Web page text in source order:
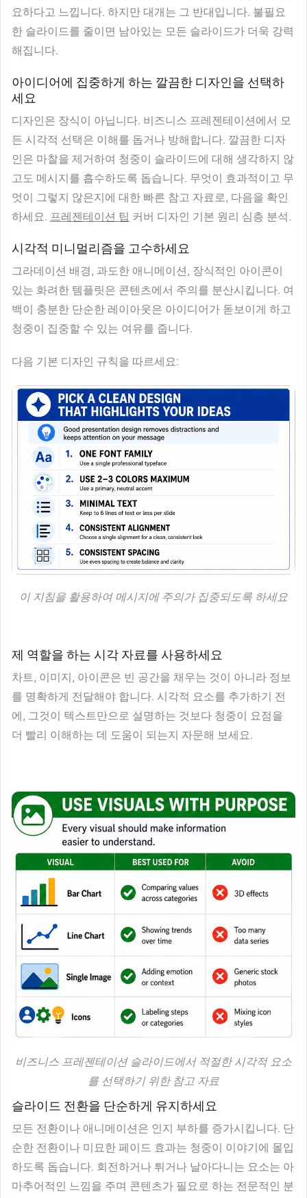
요하다고 느낍니다. 하지만 대개는 그 반대입니다. 불필요
한 슬라이드를 줄이면 남아있는 모든 슬라이드가 더욱 강력
해집니다.
아이디어에 집중하게 하는 깔끔한 디자인을 선택하
세요
디자인은 장식이 아닙니다. 비즈니스 프레젠테이션에서 모
든 시각적 선택은 이해를 돕거나 방해합니다. 깔끔한 디자
인은 마찰을 제거하여 청중이 슬라이드에 대해 생각하지 않
고도 메시지를 흡수하도록 돕습니다. 무엇이 효과적이고 무
엇이 그렇지 않은지에 대한 빠른 참고 자료로, 다음을 확인
하세요. 프레젠테이션 팁 커버 디자인 기본 원리 심층 분석.
시각적 미니멀리즘을 고수하세요
그라데이션 배경, 과도한 애니메이션, 장식적인 아이콘이
있는 화려한 템플릿은 콘텐츠에서 주의를 분산시킵니다. 여
백이 충분한 단순한 레이아웃은 아이디어가 돋보이게 하고
청중이 집중할 수 있는 여유를 줍니다.
다음 기본 디자인 규칙을 따르세요:
이 지침을 활용하여 메시지에 주의가 집중되도록 하세요
제 역할을 하는 시각 자료를 사용하세요
차트, 이미지, 아이콘은 빈 공간을 채우는 것이 아니라 정보
를 명확하게 전달해야 합니다. 시각적 요소를 추가하기 전
에, 그것이 텍스트만으로 설명하는 것보다 청중이 요점을
더 빨리 이해하는 데 도움이 되는지 자문해 보세요.
비즈니스 프레젠테이션 슬라이드에서 적절한 시각적 요소
를 선택하기 위한 참고 자료
슬라이드 전환을 단순하게 유지하세요
모든 전환이나 애니메이션은 인지 부하를 증가시킵니다. 단
순한 전환이나 미묘한 페이드 효과는 청중이 이야기에 몰입
하도록 돕습니다. 회전하거나 튀거나 날아다니는 요소는 아
마추어적인 느낌을 주며 콘텐츠가 필요로 하는 전문적인 분